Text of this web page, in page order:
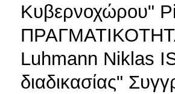
Κυβερνοχώρου"
Luhmann Niklas
διαδικασίας"